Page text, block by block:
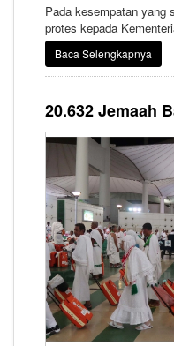
Pada kesempatan yang
protes kepada
wilayah Mina.
wilayah Maktab 111
satu syarikah.
Kementerian Haji
Baca Selengkapnya